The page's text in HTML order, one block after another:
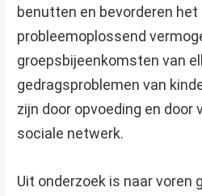
benutten en bevorderen het
probleemoplossend
groepsbijeenkomsten van
gedragsproblemen van
zijn door opvoeding en door
sociale netwerk.
Uit onderzoek is naar voren